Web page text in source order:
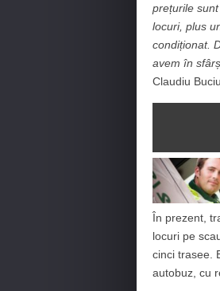
prețurile
locuri, plus
condiționat.
avem în
Claudiu
În prezent,
locuri pe
cinci trasee.
autobuz, cu